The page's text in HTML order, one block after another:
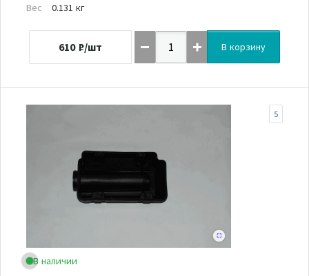
Вес
0.131 кг
610 ₽/шт В корзину
В наличии
5